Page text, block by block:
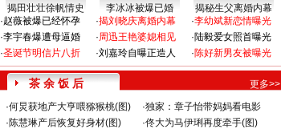
揭田壮壮徐帆情史 李冰冰被爆已婚
揭秘生父离婚内幕
·赵薇被爆已经怀孕
·李宇春爆遭母逼婚
·圣诞节明信片八折
·揭刘晓庆离婚内幕
·周迅王艳婆媳相见
·刘嘉玲自曝正造人
·李幼斌新恋情曝光
·陆毅爱女照首曝光
·陈好新男友被曝光
茶 余 饭 后
更多>>
·何炅获地产大亨喂猕猴桃(图) ·独家：章子怡带妈妈看电影
·陈慧琳产后恢复好身材(图) ·佟大为马伊琍再度牵手(图)